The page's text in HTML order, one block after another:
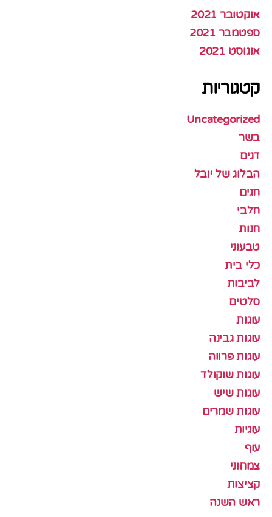
אוקטובר 2021
ספטמבר 2021
אוגוסט 2021
קטגוריות
Uncategorized
בשר
דגים
הבלוג של יובל
חגים
חלבי
חנות
טבעוני
כלי בית
לביבות
סלטים
עוגות
עוגות גבינה
עוגות פרווה
עוגות שוקולד
עוגות שיש
עוגות שמרים
עוגיות
עוף
צמחוני
קציצות
ראש השנה